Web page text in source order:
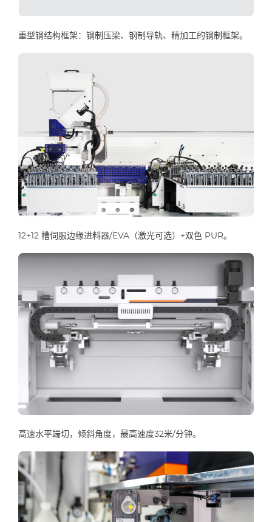
重型钢结构框架：钢制压梁、钢制导轨、精加工的钢制框架。
12+12 槽伺服边缘进料器/EVA（激光可选）+双色 PUR。
高速水平端切，倾斜角度，最高速度32米/分钟。